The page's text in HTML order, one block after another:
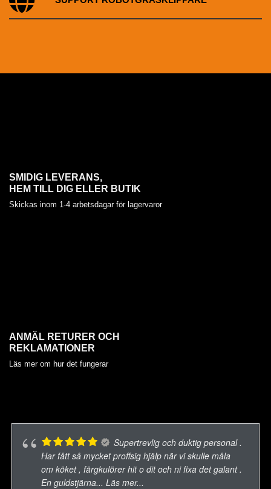
SMIDIG LEVERANS,
HEM TILL DIG ELLER BUTIK
Skickas inom 1-4 arbetsdagar för lagervaror
ANMÄL RETURER OCH
REKLAMATIONER
Läs mer om hur det fungerar
Supertrevlig och duktig personal .
Har fått så mycket proffsig hjälp när vi skulle måla
om köket , färgkulörer hit o dit och ni fixa det galant .
En guldstjärna... Läs mer...